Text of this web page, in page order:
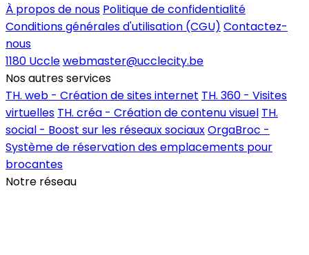
À propos de nous Politique de confidentialité
Conditions générales d'utilisation (CGU) Contactez-
nous
1180 Ucclewebmaster@ucclecity.be
Nos autres services
TH. web - Création de sites internet TH. 360 - Visites
virtuelles TH. créa - Création de contenu visuel TH.
social - Boost sur les réseaux sociauxOrgaBroc -
Système de réservation des emplacements pour
brocantes
Notre réseau